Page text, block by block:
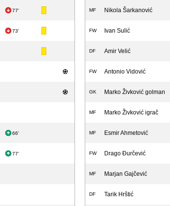
77'
73'
66'
77'
MF Nikola Šarkanović
FW Ivan Sulić
DF Amir Velić
FW Antonio Vidović
GK Marko Živković golman
MF Marko Živković igrač
MF Esmir Ahmetović
FW Drago Đurčević
MF Marjan Gajčević
DF Tarik Hrštić